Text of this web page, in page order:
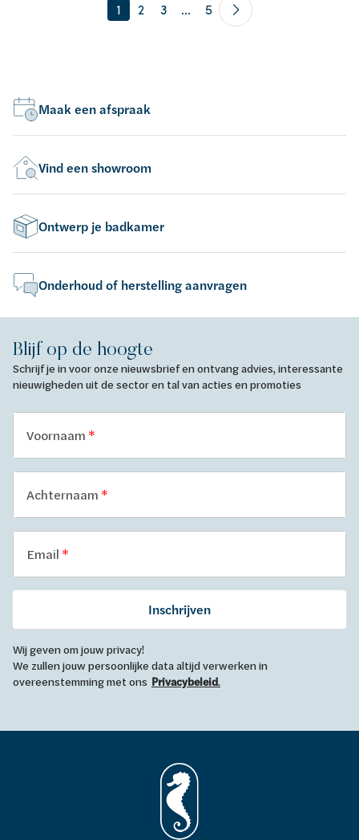
1 2 3 ... 5
Maak een afspraak
Vind een showroom
Ontwerp je badkamer
Onderhoud of herstelling aanvragen
Blijf op de hoogte
Schrijf je in voor onze nieuwsbrief en ontvang advies, interessante
nieuwigheden uit de sector en tal van acties en promoties
Voornaam
Achternaam
Email
Inschrijven
Wij geven om jouw privacy!
We zullen jouw persoonlijke data altijd verwerken in
overeenstemming met ons Privacybeleid.